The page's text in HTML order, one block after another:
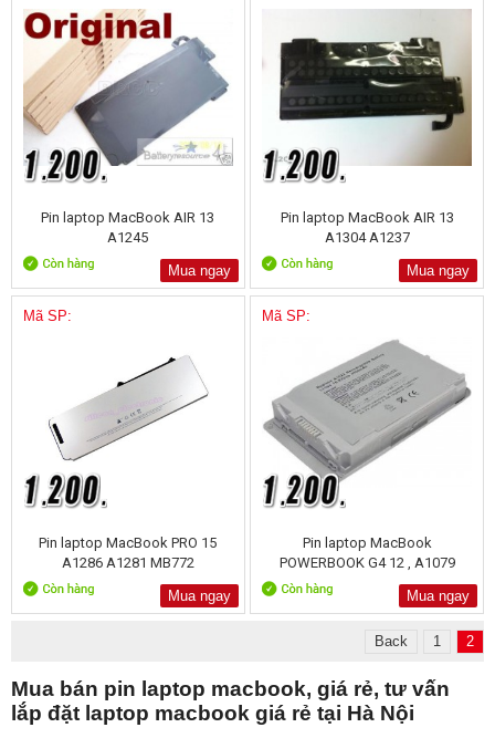
Pin laptop MacBook AIR 13
A1245
Mua ngay
Pin laptop MacBook AIR 13
A1304 A1237
Mua ngay
Mã SP:
Pin laptop MacBook PRO 15
A1286 A1281 MB772
Mua ngay
Mã SP:
Pin laptop MacBook
POWERBOOK G4 12 , A1079
Mua ngay
Back 1 2
Mua bán pin laptop macbook, giá rẻ, tư vấn
lắp đặt laptop macbook giá rẻ tại Hà Nội